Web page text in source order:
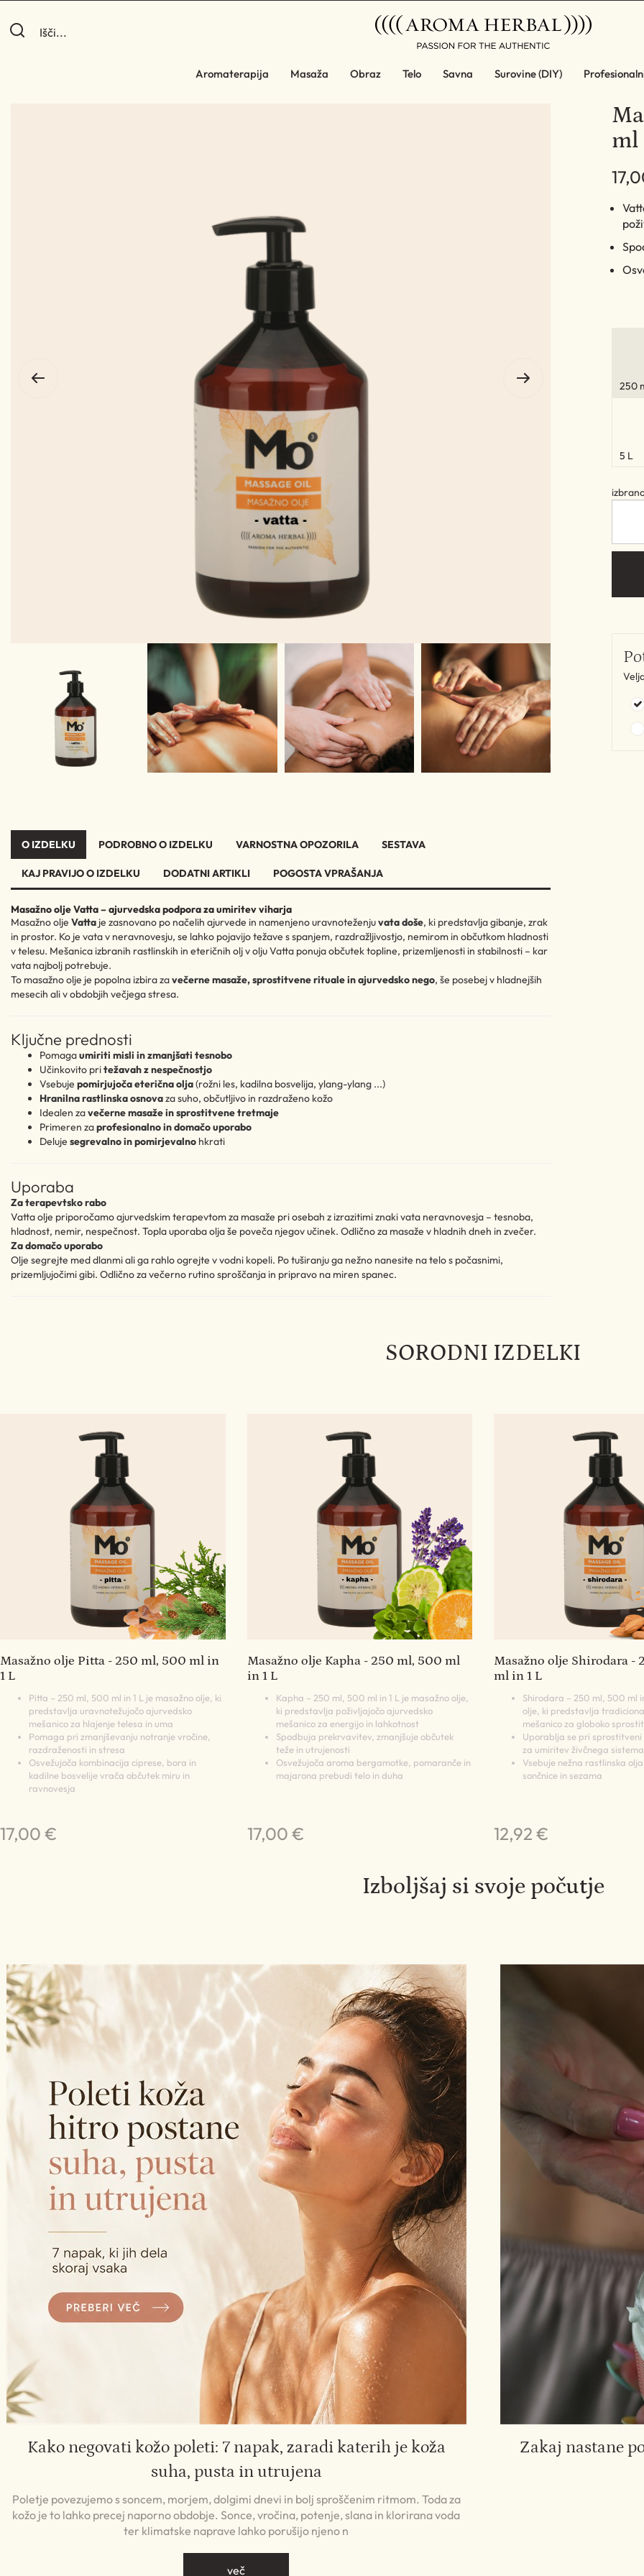
Aromaterapija Masaža Obraz Telo Savna Surovine (DIY)
O IZDELKU PODROBNO O IZDELKU VARNOSTNA OPOZORILA SESTAVA
KAJ PRAVIJO O IZDELKU DODATNI ARTIKLI POGOSTA VPRAŠANJA
Masažno olje Vatta – ajurvedska podpora za umiritev viharja
Masažno olje Vatta je zasnovano po načelih ajurvede in namenjeno uravnoteženjuvata doše, ki predstavlja gibanje, zrak
in prostor. Ko je vata v neravnovesju, se lahko pojavijo težave s spanjem, razdražljivostjo, nemirom in občutkom hladnosti
v telesu. Mešanica izbranih rastlinskih in eteričnih olj v olju Vatta ponuja občutek topline, prizemljenosti in stabilnosti – kar
vata najbolj potrebuje.
To masažno olje je popolna izbira zavečerne masaže, sprostitvene rituale in ajurvedsko nego, še posebej v hladnejših
mesecih ali v obdobjih večjega stresa.
Ključne prednosti
Pomagaumiriti misli in zmanjšati tesnobo
Učinkovito pritežavah z nespečnostjo
Vsebuje pomirjujoča eterična olja(rožni les, kadilna bosvelija, ylang-ylang ...)
Hranilna rastlinska osnovaza suho, občutljivo in razdraženo kožo
Idealen zavečerne masaže in sprostitvene tretmaje
Primeren zaprofesionalno in domačo uporabo
Deluje segrevalno in pomirjevalno hkrati
Uporaba
Za terapevtsko rabo
Vatta olje priporočamo ajurvedskim terapevtom za masaže pri osebah z izrazitimi znaki vata neravnovesja – tesnoba,
hladnost, nemir, nespečnost. Topla uporaba olja še poveča njegov učinek. Odlično za masaže v hladnih dneh in zvečer.
Za domačo uporabo
Olje segrejte med dlanmi ali ga rahlo ogrejte v vodni kopeli. Po tuširanju ga nežno nanesite na telo s počasnimi,
prizemljujočimi gibi. Odlično za večerno rutino sproščanja in pripravo na miren spanec.
ml
250
5 L
SORODNI IZDELKI
Masažno olje Pitta - 250 ml, 500 ml in
1 L
Pitta – 250 ml, 500 ml in 1 L je masažno olje, ki
predstavlja uravnotežujočo ajurvedsko
mešanico za hlajenje telesa in uma
Pomaga pri zmanjševanju notranje vročine,
razdraženosti in stresa
Osvežujoča kombinacija ciprese, bora in
kadilne bosvelije vrača občutek miru in
ravnovesja
17,00 €
Masažno olje Kapha - 250 ml, 500 ml
in 1 L
Kapha – 250 ml, 500 ml in 1 L je masažno olje,
ki predstavlja poživljajočo ajurvedsko
mešanico za energijo in lahkotnost
Spodbuja prekrvavitev, zmanjšuje občutek
teže in utrujenosti
Osvežujoča aroma bergamotke, pomaranče in
majarona prebudi telo in duha
17,00 €
Masažno olje Shirodara -
ml in 1 L
Shirodara – 250 ml, 500 ml
olje, ki predstavlja
mešanico za globoko
Uporablja se pri
za umiritev živčnega sistema
Vsebuje nežna rastlinska
sončnice in sezama
12,92 €
Izboljšaj si svoje počutje
Kako negovati kožo poleti: 7 napak, zaradi katerih je koža
suha, pusta in utrujena
Poletje povezujemo s soncem, morjem, dolgimi dnevi in bolj sproščenim ritmom. Toda za
kožo je to lahko precej naporno obdobje. Sonce, vročina, potenje, slana in klorirana voda
ter klimatske naprave lahko porušijo njeno n
več
Zakaj nastane